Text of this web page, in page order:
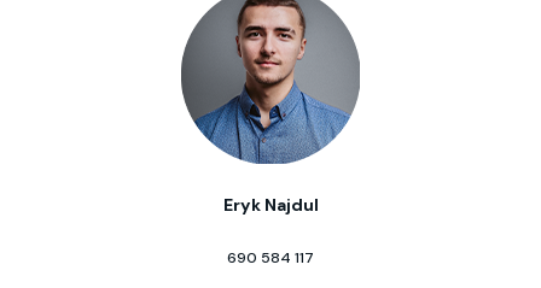
Eryk Najdul
690 584 117